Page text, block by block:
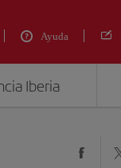
Ayuda
Iberia